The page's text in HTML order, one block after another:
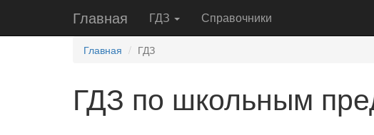
Главная ГДЗ Справочники
Главная ГДЗ
ГДЗ по школьным